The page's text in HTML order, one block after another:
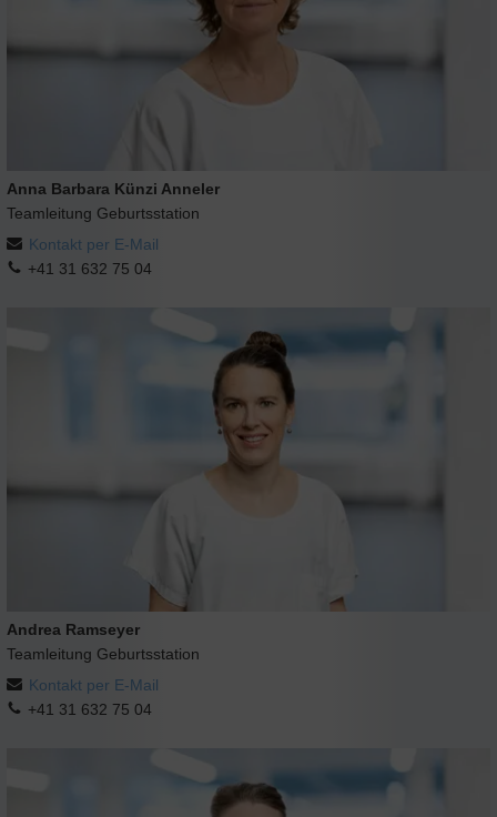
Anna Barbara Künzi Anneler
Teamleitung Geburtsstation
Kontakt per E-Mail
+41 31 632 75 04
Andrea Ramseyer
Teamleitung Geburtsstation
Kontakt per E-Mail
+41 31 632 75 04